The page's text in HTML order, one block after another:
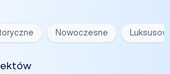
Nowoczesne